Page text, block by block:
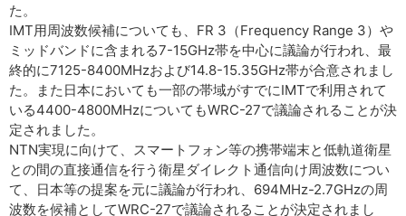
た。
IMT用周波数候補についても、FR 3（Frequency Range 3）や
ミッドバンドに含まれる7-15GHz帯を中心に議論が行われ、最
終的に7125-8400MHzおよび14.8-15.35GHz帯が合意されまし
た。また日本においても一部の帯域がすでにIMTで利用されて
いる4400-4800MHzについてもWRC-27で議論されることが決
定されました。
NTN実現に向けて、スマートフォン等の携帯端末と低軌道衛星
との間の直接通信を行う衛星ダイレクト通信向け周波数につい
て、日本等の提案を元に議論が行われ、694MHz-2.7GHzの周
波数を候補としてWRC-27で議論されることが決定されまし